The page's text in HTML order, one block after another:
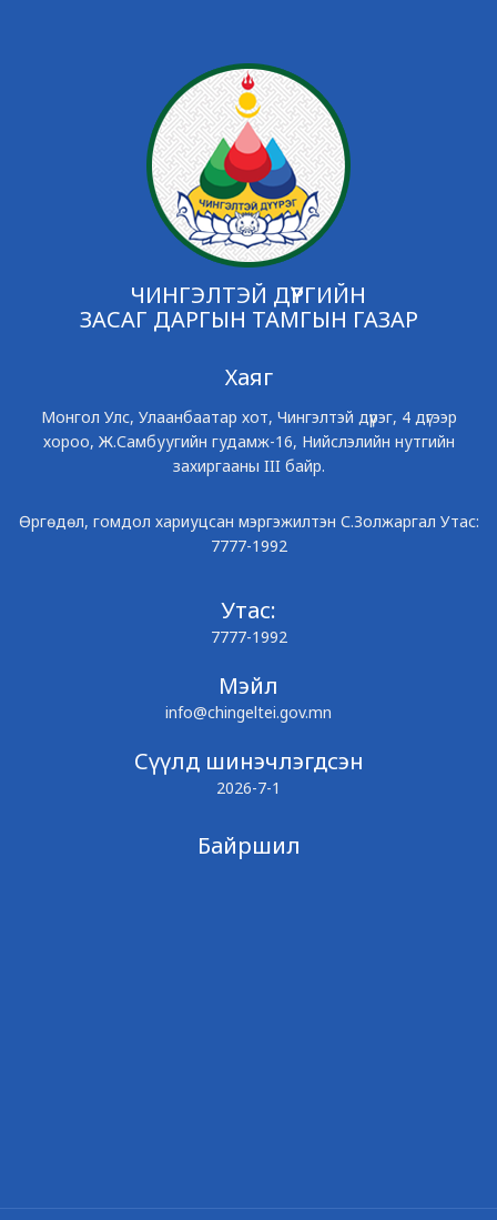
ЧИНГЭЛТЭЙ ДҮҮРГИЙН
ЗАСАГ ДАРГЫН ТАМГЫН ГАЗАР
Хаяг
Монгол Улс, Улаанбаатар хот, Чингэлтэй дүүрэг, 4 дүгээр
хороо, Ж.Самбуугийн гудамж-16, Нийслэлийн нутгийн
захиргааны III байр.
Өргөдөл, гомдол хариуцсан мэргэжилтэн С.Золжаргал Утас:
7777-1992
Утас:
7777-1992
Мэйл
info@chingeltei.gov.mn
Сүүлд шинэчлэгдсэн
2026-7-1
Байршил